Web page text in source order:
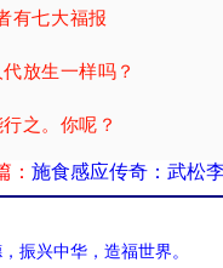
有七大福报
放生一样吗？
之。你呢？
贵直到老！
： 施食感应传奇：武松
振兴中华，造福世界。